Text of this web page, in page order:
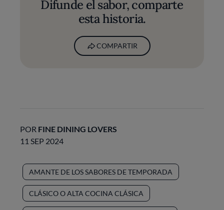
Difunde el sabor, comparte
esta historia.
COMPARTIR
POR FINE DINING LOVERS
11 SEP 2024
AMANTE DE LOS SABORES DE TEMPORADA
CLÁSICO O ALTA COCINA CLÁSICA